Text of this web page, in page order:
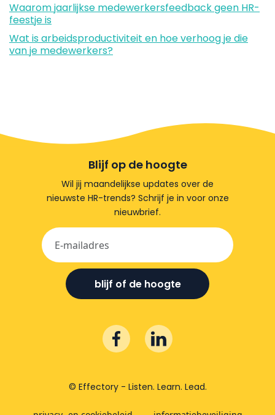
Waarom jaarlijkse medewerkersfeedback geen HR-
feestje is
Wat is arbeidsproductiviteit en hoe verhoog je die
van je medewerkers?
Blijf op de hoogte
Wil jij maandelijkse updates over de
nieuwste HR-trends? Schrijf je in voor onze
nieuwbrief.
blijf of de hoogte
© Effectory - Listen. Learn. Lead.